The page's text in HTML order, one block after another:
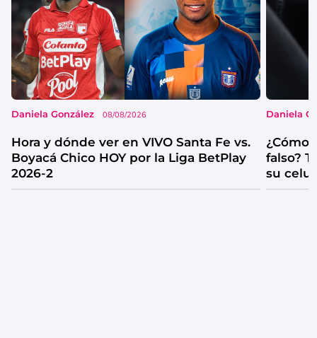
Daniela González 08/08/2026
Hora y dónde ver en VIVO Santa Fe vs.
Boyacá Chico HOY por la Liga BetPlay
2026-2
Daniela
¿Cómo
falso?
su